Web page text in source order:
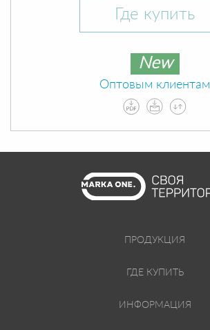
Где купить
New
Оптовым клиентам
ПРОДУКЦИЯ
ГДЕ КУПИТЬ
ИНФОРМАЦИЯ